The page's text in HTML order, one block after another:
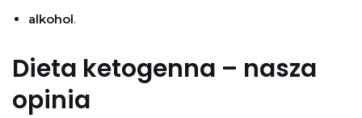
alkohol.
Dieta ketogenna – nasza
opinia